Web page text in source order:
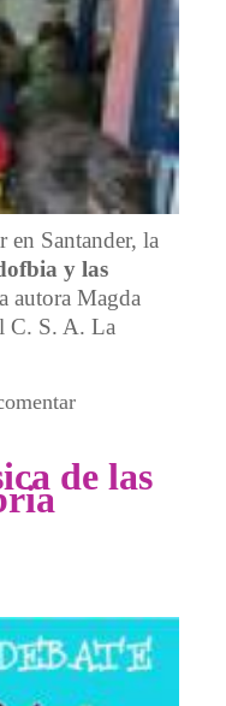
Santander, la
y las
autora Magda
C. S. A. La
Stopgordofobia en
de las